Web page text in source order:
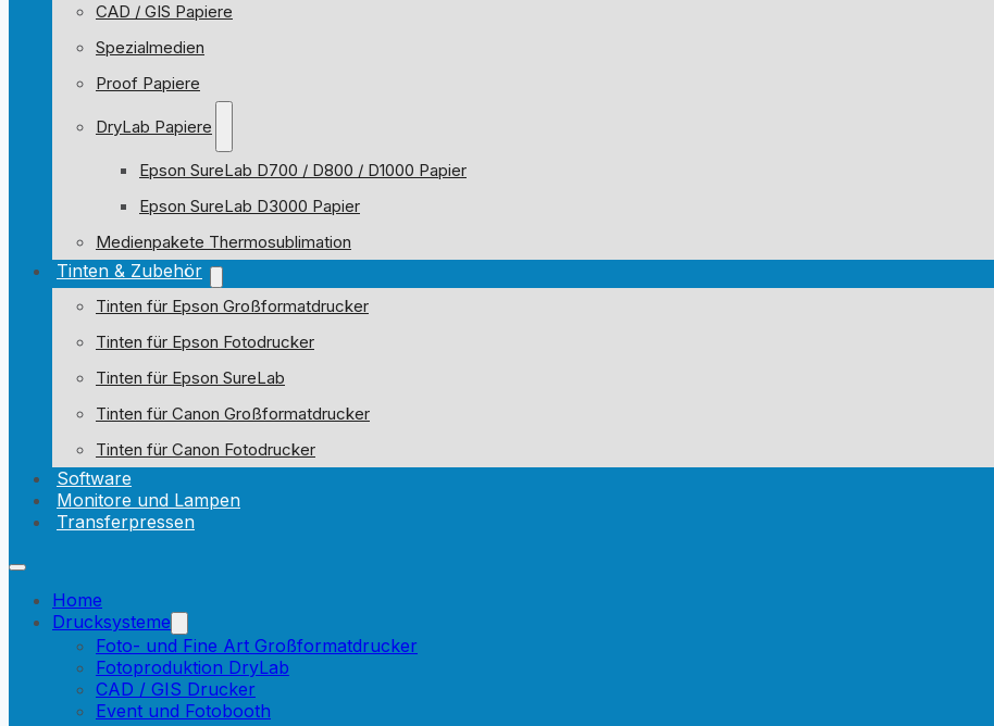
CAD / GIS Papiere
Spezialmedien
Proof Papiere
DryLab Papiere
Epson SureLab D700 / D800 / D1000 Papier
Epson SureLab D3000 Papier
Medienpakete Thermosublimation
Tinten & Zubehör
Tinten für Epson Großformatdrucker
Tinten für Epson Fotodrucker
Tinten für Epson SureLab
Tinten für Canon Großformatdrucker
Tinten für Canon Fotodrucker
Software
Monitore und Lampen
Transferpressen
Home
Drucksysteme
Foto- und Fine Art Großformatdrucker
Fotoproduktion DryLab
CAD / GIS Drucker
Event und Fotobooth